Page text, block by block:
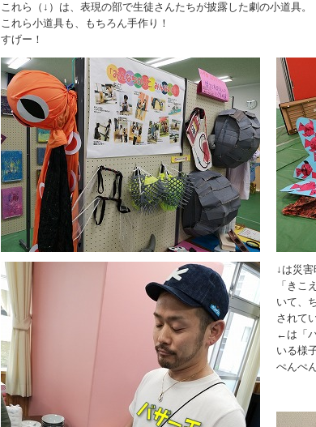
これら（↓）は、表現の部で生徒さんたちが披露した劇の小道具。
これら小道具も、もちろん手作り！
すげー！
↓は災害
「きこ
いて、
されて
←は「
いる様
ぺんぺ